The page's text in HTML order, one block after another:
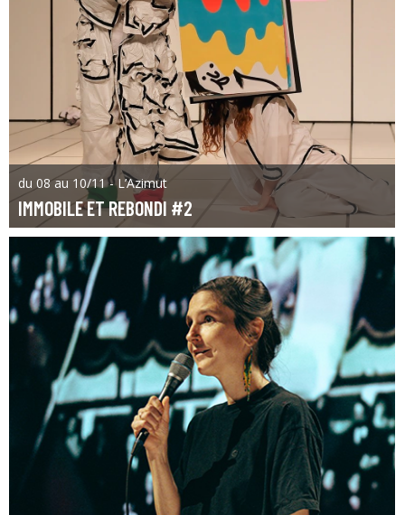
du 08 au 10/11 - L’Azimut
IMMOBILE ET REBONDI #2